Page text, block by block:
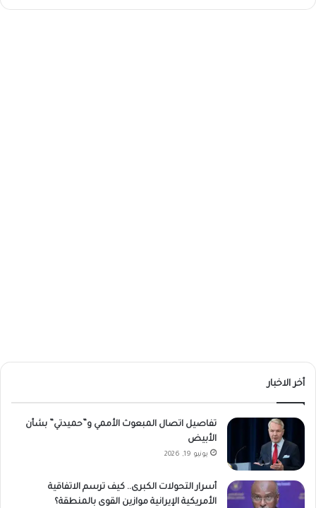
أخر الاخبار
تفاصيل اتصال المبعوث الأممي و”حميدتي” بشأن
الأبيض
يونيو 19, 2026
أسرار التحولات الكبرى.. كيف ترسم الاتفاقية
الأمريكية الإيرانية موازين القوى بالمنطقة؟